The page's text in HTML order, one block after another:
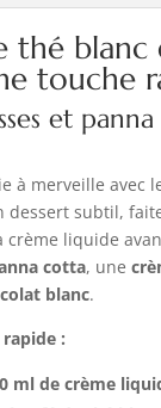
thé blanc
touche
et
à merveille avec
dessert subtil,
crème liquide
cotta, une
blanc.
:
ml de crème